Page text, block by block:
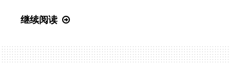
继续阅读
门
教